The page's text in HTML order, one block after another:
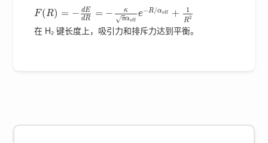
F(R) = − dE
dR = −
κ
π
√ αeff
e−R/αeff + 1
R2
在 H₂ 键长度上，吸引力和排斥力达到平衡。